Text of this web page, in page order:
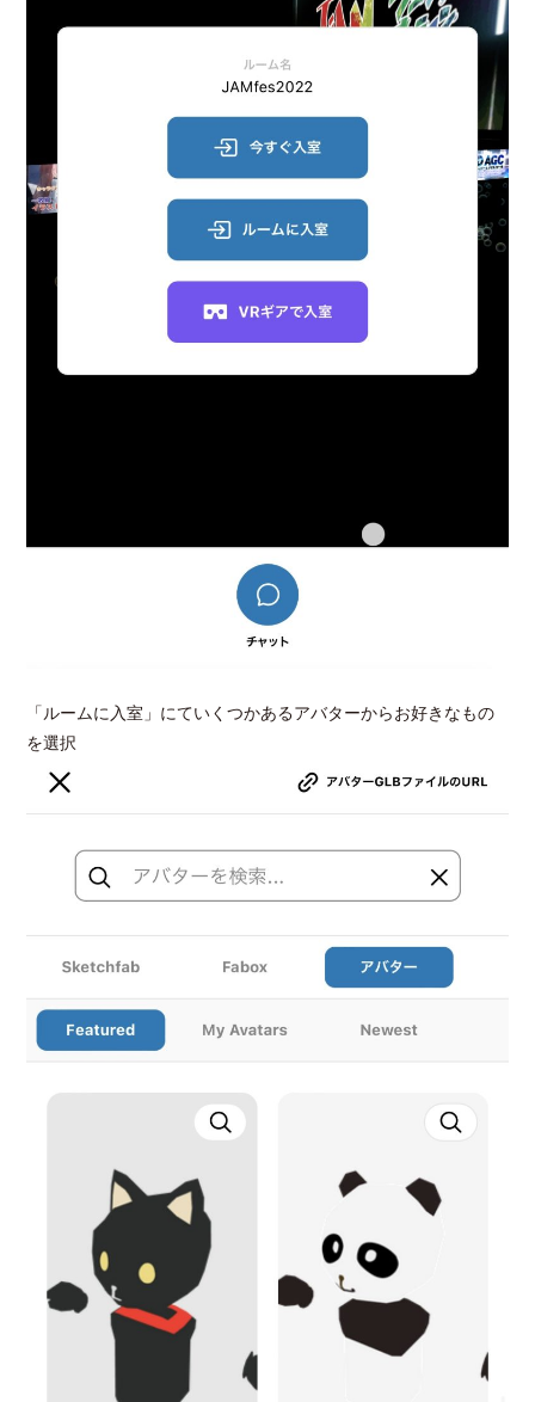
「ルームに入室」にていくつかあるアバターからお好きなもの
を選択